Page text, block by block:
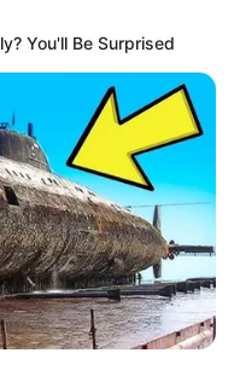
You'll Be Surprised